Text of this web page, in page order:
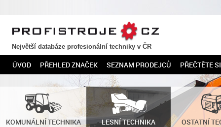
PROFISTROJE.CZ
Největší databáze profesionální techniky v ČR
ÚVOD PŘEHLED ZNAČEK SEZNAM PRODEJCŮ PŘEČTĚTE SI
KOMUNÁLNÍ TECHNIKA LESNÍ TECHNIKA OSTATNÍ